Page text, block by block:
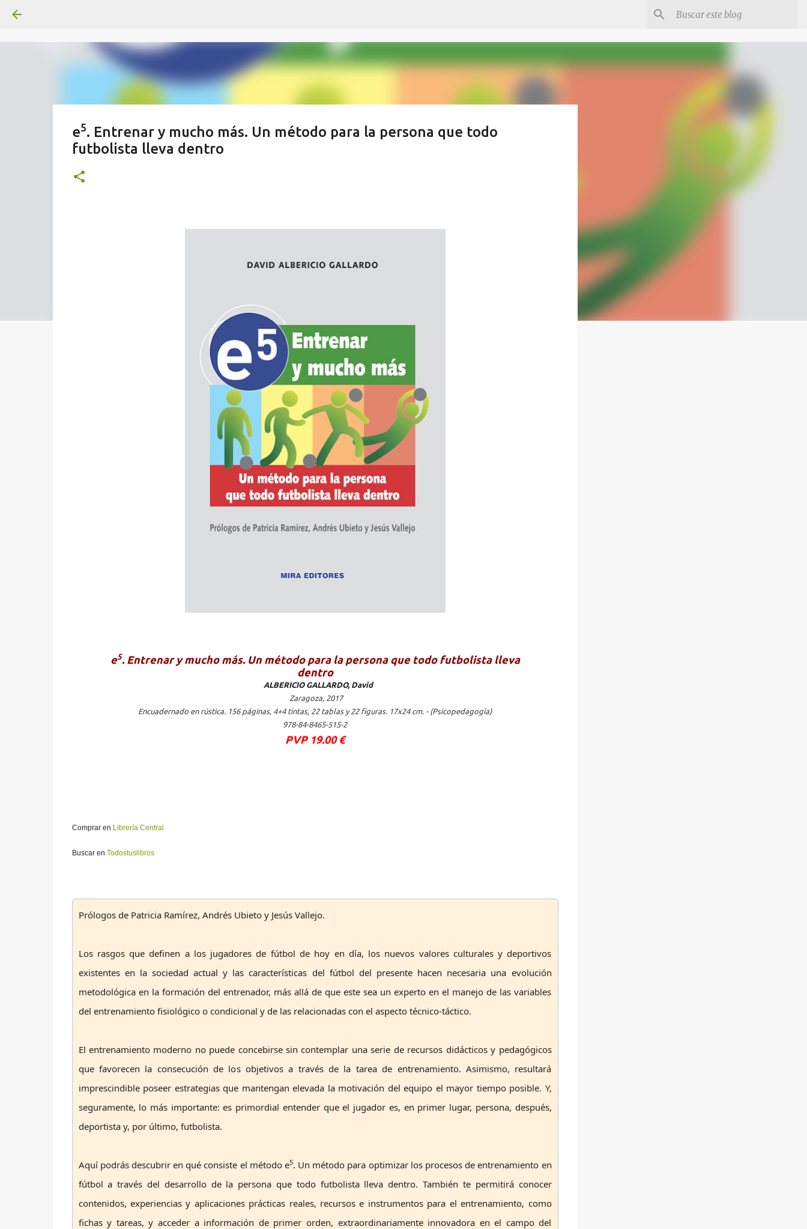
e5. Entrenar y mucho más. Un método para la persona que todo
futbolista lleva dentro
e5. Entrenar y mucho más. Un método para la persona que todo futbolista lleva
dentro
ALBERICIO GALLARDO, David
Zaragoza, 2017
Encuadernado en rústica. 156 páginas, 4+4 tintas, 22 tablas y 22 figuras. 17x24 cm. - (Psicopedagogía)
978-84-8465-515-2
PVP 19.00 €
Comprar en Librería Central
Buscar en Todostuslibros
Prólogos de Patricia Ramírez, Andrés Ubieto y Jesús Vallejo.
Los rasgos que definen a los jugadores de fútbol de hoy en día, los nuevos valores culturales y deportivos
existentes en la sociedad actual y las características del fútbol del presente hacen necesaria una evolución
metodológica en la formación del entrenador, más allá de que este sea un experto en el manejo de las variables
del entrenamiento fisiológico o condicional y de las relacionadas con el aspecto técnico-táctico.
El entrenamiento moderno no puede concebirse sin contemplar una serie de recursos didácticos y pedagógicos
que favorecen la consecución de los objetivos a través de la tarea de entrenamiento. Asimismo, resultará
imprescindible poseer estrategias que mantengan elevada la motivación del equipo el mayor tiempo posible. Y,
seguramente, lo más importante: es primordial entender que el jugador es, en primer lugar, persona, después,
deportista y, por último, futbolista.
Aquí podrás descubrir en qué consiste el método e5. Un método para optimizar los procesos de entrenamiento en
fútbol a través del desarrollo de la persona que todo futbolista lleva dentro. También te permitirá conocer
contenidos, experiencias y aplicaciones prácticas reales, recursos e instrumentos para el entrenamiento, como
fichas y tareas, y acceder a información de primer orden, extraordinariamente innovadora en el campo del